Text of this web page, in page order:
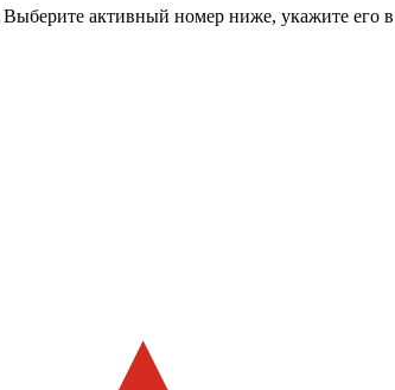
Выберите активный номер ниже, укажите его